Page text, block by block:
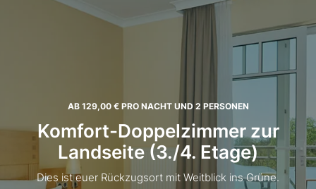
AB 129,00 € PRO NACHT UND 2 PERSONEN
Komfort-Doppelzimmer zur
Landseite (3./4. Etage)
Dies ist euer Rückzugsort mit Weitblick ins Grüne.